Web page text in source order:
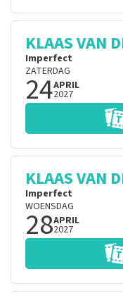
KLAAS VAN
Imperfect
ZATERDAG
24APRIL
2027
KLAAS VAN
Imperfect
WOENSDAG
28APRIL
2027